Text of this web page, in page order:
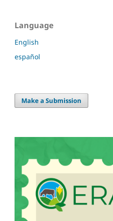
Language
English
español
Make a Submission